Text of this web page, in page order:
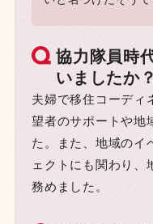
協力隊員時
いましたか？
夫婦で移住コーディ
望者のサポートや地
た。また、地域のイ
ェクトにも関わり、
務めました。